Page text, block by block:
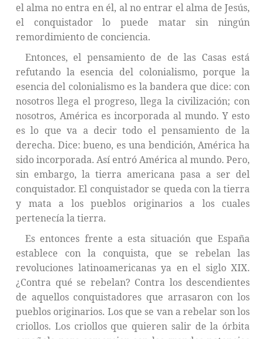
el alma no entra en él, al no entrar el alma de Jesús,
el conquistador lo puede matar sin ningún
remordimiento de conciencia.
Entonces, el pensamiento de de las Casas está
refutando la esencia del colonialismo, porque la
esencia del colonialismo es la bandera que dice: con
nosotros llega el progreso, llega la civilización; con
nosotros, América es incorporada al mundo. Y esto
es lo que va a decir todo el pensamiento de la
derecha. Dice: bueno, es una bendición, América ha
sido incorporada. Así entró América al mundo. Pero,
sin embargo, la tierra americana pasa a ser del
conquistador. El conquistador se queda con la tierra
y mata a los pueblos originarios a los cuales
pertenecía la tierra.
Es entonces frente a esta situación que España
establece con la conquista, que se rebelan las
revoluciones latinoamericanas ya en el siglo XIX.
¿Contra qué se rebelan? Contra los descendientes
de aquellos conquistadores que arrasaron con los
pueblos originarios. Los que se van a rebelar son los
criollos. Los criollos que quieren salir de la órbita